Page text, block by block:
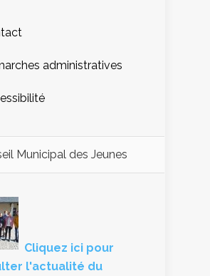
administratives
Municipal des Jeunes
Cliquez ici pour
l'actualité du